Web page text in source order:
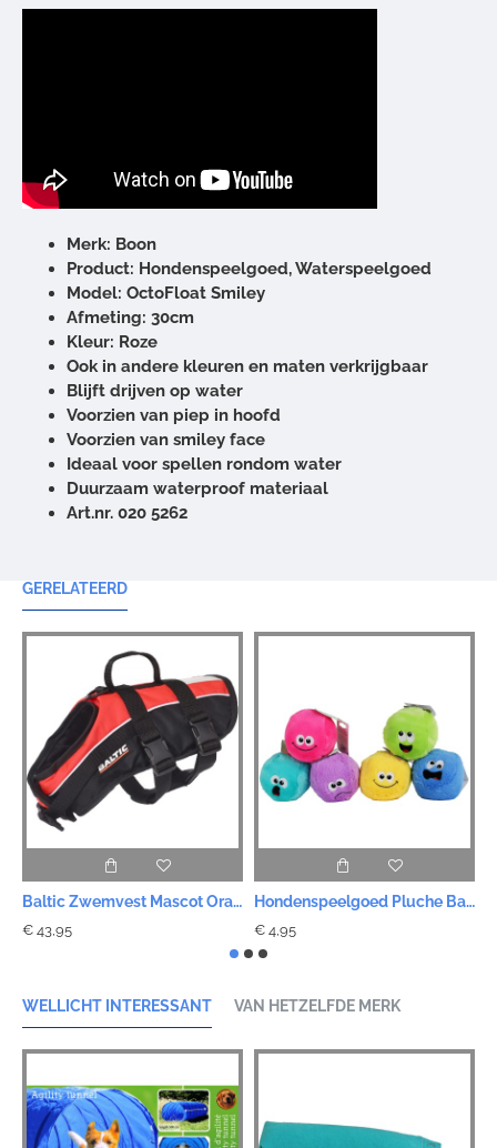
Merk: Boon
Product: Hondenspeelgoed, Waterspeelgoed
Model: OctoFloat Smiley
Afmeting: 30cm
Kleur: Roze
Ook in andere kleuren en maten verkrijgbaar
Blijft drijven op water
Voorzien van piep in hoofd
Voorzien van smiley face
Ideaal voor spellen rondom water
Duurzaam waterproof materiaal
Art.nr. 020 5262
GERELATEERD
Baltic Zwemvest Mascot Oranje - 6 Maten
€ 43,95
Hondenspeelgoed Pluche Bal Smiley - Assorti
€ 4,95
WELLICHT INTERESSANT VAN HETZELFDE MERK